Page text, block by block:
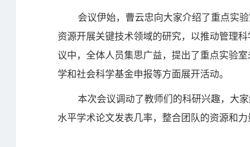
会议伊始，曹云忠向大家介绍了重点实
资源开展关键技术领域的研究，以推动管理
议中，全体人员集思广益，提出了重点实验
学和社会科学基金申报等方面展开活动。
本次会议调动了教师们的科研兴趣，大
水平学术论文发表几率，整合团队的资源和力